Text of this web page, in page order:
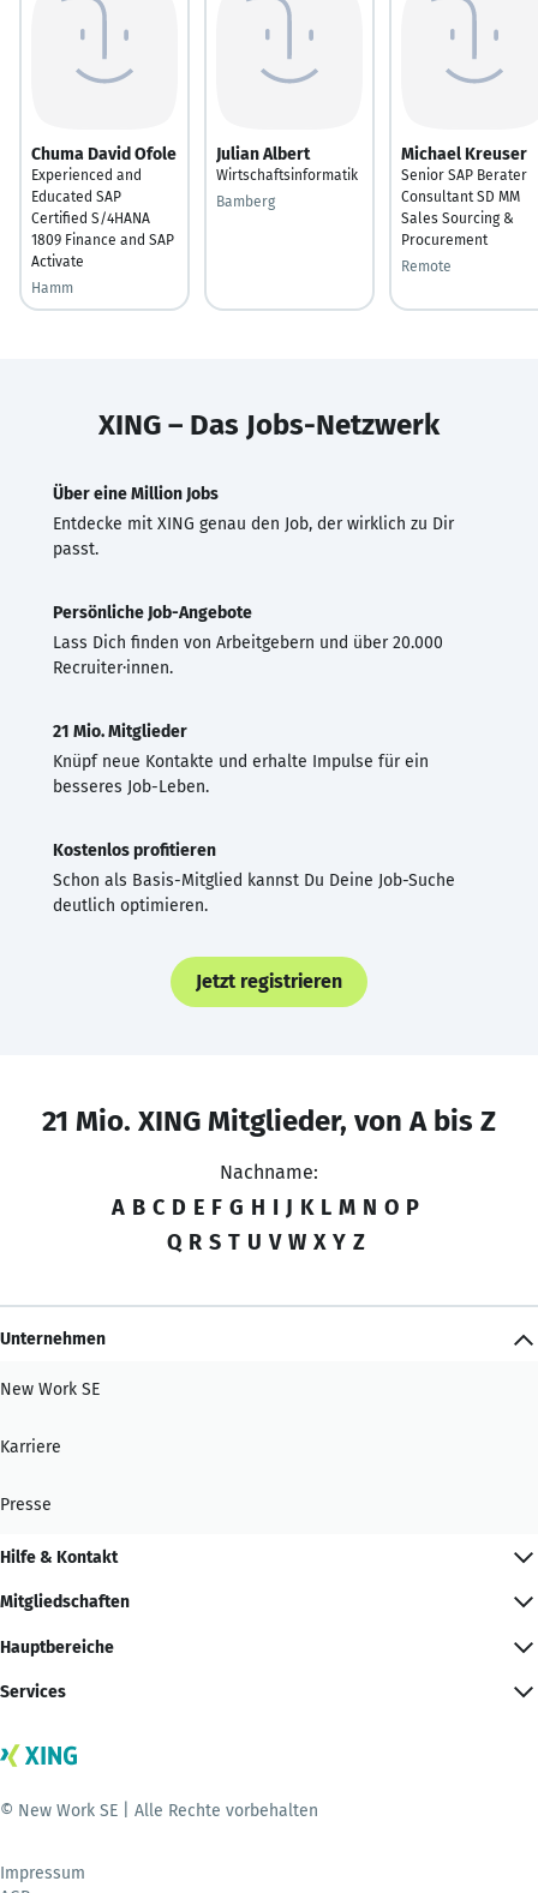
Chuma David Ofole
Experienced and
Educated SAP
Certified S/4HANA
1809 Finance and SAP
Activate
Hamm
Julian Albert
Wirtschaftsinformatik
Bamberg
Michael Kreuser
Senior SAP Berater
Consultant SD MM
Sales Sourcing &
Procurement
Remote
XING – Das Jobs-Netzwerk
Über eine Million Jobs
Entdecke mit XING genau den Job, der wirklich zu Dir
passt.
Persönliche Job-Angebote
Lass Dich finden von Arbeitgebern und über 20.000
Recruiter·innen.
21 Mio. Mitglieder
Knüpf neue Kontakte und erhalte Impulse für ein
besseres Job-Leben.
Kostenlos profitieren
Schon als Basis-Mitglied kannst Du Deine Job-Suche
deutlich optimieren.
Jetzt registrieren
21 Mio. XING Mitglieder, von A bis Z
Nachname:
A B C D E F G H I J K L M N O P
Q R S T U V W X Y Z
Unternehmen
New Work SE
Karriere
Presse
Hilfe & Kontakt
Mitgliedschaften
Hauptbereiche
Services
© New Work SE | Alle Rechte vorbehalten
Impressum